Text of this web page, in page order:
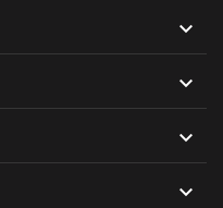



